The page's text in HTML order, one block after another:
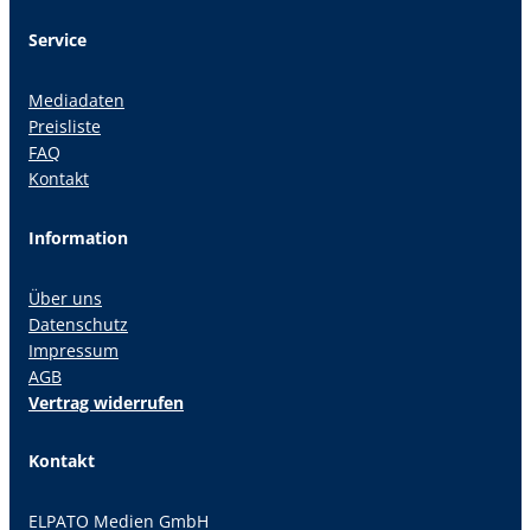
Service
Mediadaten
Preisliste
FAQ
Kontakt
Information
Über uns
Datenschutz
Impressum
AGB
Vertrag widerrufen
Kontakt
ELPATO Medien GmbH